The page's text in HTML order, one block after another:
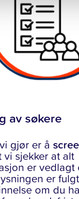
av søkere
gjør er å
vi sjekker at alt
er vedlagt
er
om du